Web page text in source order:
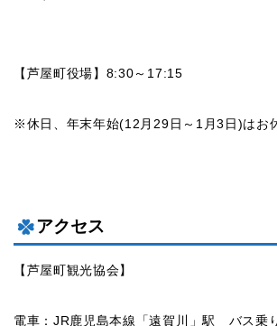
【芦屋町役場】8:30～17:15
※休日、年末年始(12月29日～1月3日)はお
アクセス
【芦屋町観光協会】
電車：JR鹿児島本線「遠賀川」駅 バス乗